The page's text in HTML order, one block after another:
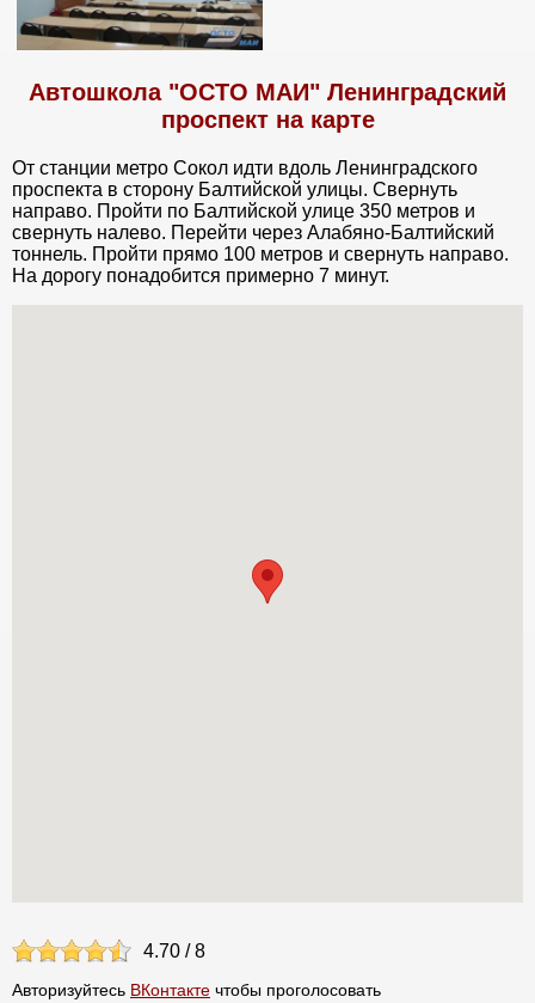
Автошкола "ОСТО МАИ" Ленинградский
проспект на карте
От станции метро Сокол идти вдоль Ленинградского
проспекта в сторону Балтийской улицы. Свернуть
направо. Пройти по Балтийской улице 350 метров и
свернуть налево. Перейти через Алабяно-Балтийский
тоннель. Пройти прямо 100 метров и свернуть направо.
На дорогу понадобится примерно 7 минут.
4.70 /8
Авторизуйтесь ВКонтакте чтобы проголосовать